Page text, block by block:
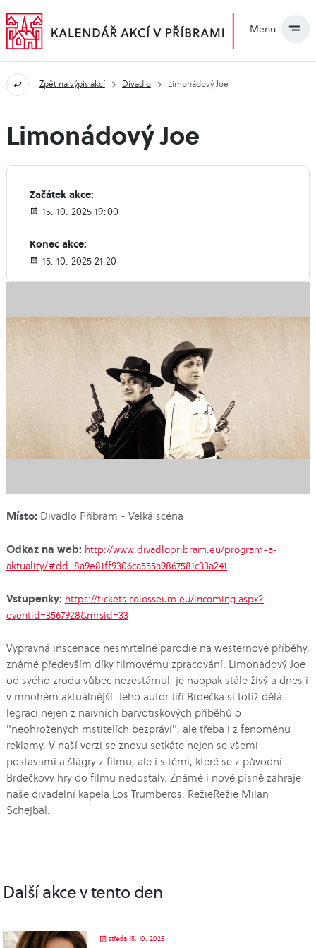
Menu
Zpět na výpis akcí Divadlo Limonádový Joe
Limonádový Joe
Začátek akce:
15. 10. 2025 19:00
Konec akce:
15. 10. 2025 21:20
Místo: Divadlo Příbram - Velká scéna
Odkaz na web: http://www.divadlopribram.eu/program-a-
aktuality/#dd_8a9e81ff9306ca555a9867581c33a241
Vstupenky: https://tickets.colosseum.eu/incoming.aspx?
eventid=3567928&mrsid=33
Výpravná inscenace nesmrtelné parodie na westernové příběhy,
známé především díky filmovému zpracování. Limonádový Joe
od svého zrodu vůbec nezestárnul, je naopak stále živý a dnes i
v mnohém aktuálnější. Jeho autor Jiří Brdečka si totiž dělá
legraci nejen z naivních barvotiskových příběhů o
"neohrožených mstitelích bezpráví", ale třeba i z fenoménu
reklamy. V naší verzi se znovu setkáte nejen se všemi
postavami a šlágry z filmu, ale i s těmi, které se z původní
Brdečkovy hry do filmu nedostaly. Známé i nové písně zahraje
naše divadelní kapela Los Trumberos. RežieRežie Milan
Schejbal.
Další akce v tento den
středa 15. 10. 2025